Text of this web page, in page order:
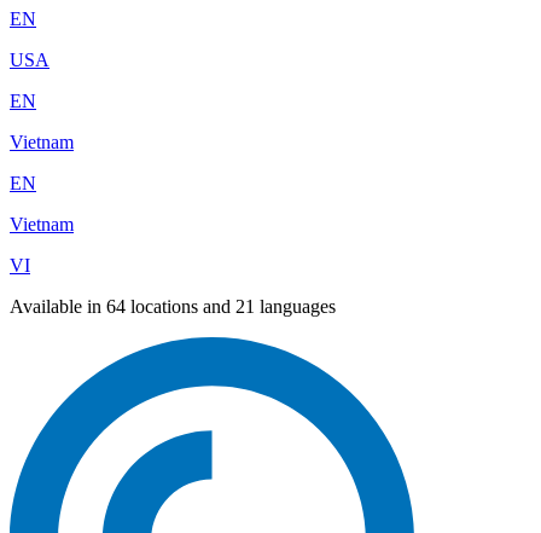
EN
USA
EN
Vietnam
EN
Vietnam
VI
Available in 64 locations and 21 languages